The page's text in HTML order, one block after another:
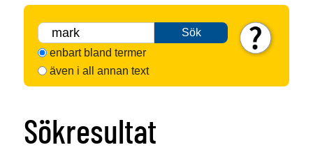
Sök
enbart bland termer
även i all annan text
Sökresultat